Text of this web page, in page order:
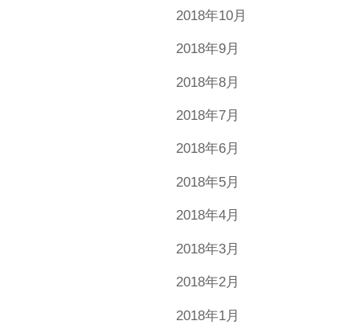
2018年10月
2018年9月
2018年8月
2018年7月
2018年6月
2018年5月
2018年4月
2018年3月
2018年2月
2018年1月